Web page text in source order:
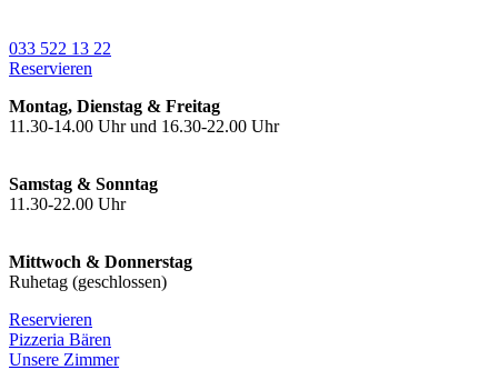
033 522 13 22
Reservieren
Montag, Dienstag & Freitag
11.30-14.00 Uhr und 16.30-22.00 Uhr
Samstag & Sonntag
11.30-22.00 Uhr
Mittwoch & Donnerstag
Ruhetag (geschlossen)
Reservieren
Pizzeria Bären
Unsere Zimmer